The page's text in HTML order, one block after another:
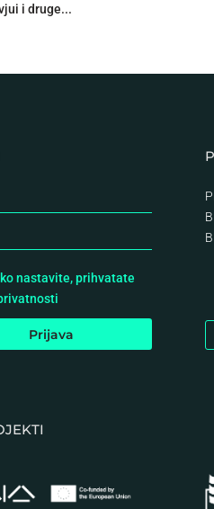
i druge...
nastavite, prihvatate